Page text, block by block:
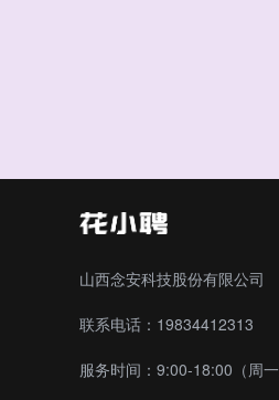
山西念安科技股份有限公司
联系电话：19834412313
服务时间：9:00-18:00（周一